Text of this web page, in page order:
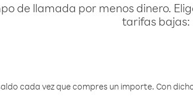
de llamada por menos dinero.
tarifas bajas:
cada vez que compres un importe. Con